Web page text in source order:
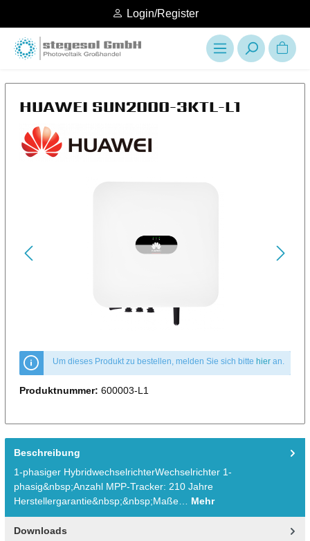
Login/Register
HUAWEI SUN2000-3KTL-L1
Um dieses Produkt zu bestellen, melden Sie sich bitte hieran.
Produktnummer: 600003-L1
Beschreibung
1-phasiger HybridwechselrichterWechselrichter 1-
phasig&nbsp;Anzahl MPP-Tracker: 210 Jahre
Herstellergarantie&nbsp;&nbsp;Maße… Mehr
Downloads